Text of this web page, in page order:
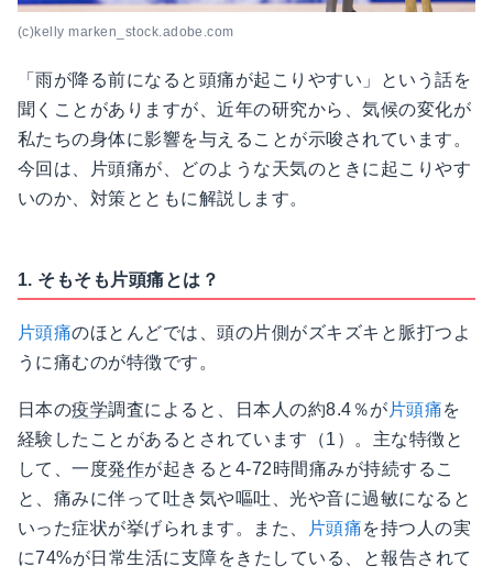
(c)kelly marken_stock.adobe.com
「雨が降る前になると頭痛が起こりやすい」という話を
聞くことがありますが、近年の研究から、気候の変化が
私たちの身体に影響を与えることが示唆されています。
今回は、片頭痛が、どのような天気のときに起こりやす
いのか、対策とともに解説します。
1. そもそも片頭痛とは？
片頭痛のほとんどでは、頭の片側がズキズキと脈打つよ
うに痛むのが特徴です。
日本の疫学調査によると、日本人の約8.4％が片頭痛を
経験したことがあるとされています（1）。主な特徴と
して、一度発作が起きると4-72時間痛みが持続するこ
と、痛みに伴って吐き気や嘔吐、光や音に過敏になると
いった症状が挙げられます。また、
片頭痛を持つ人の実
に74%が日常生活に支障をきたしている、と報告されて